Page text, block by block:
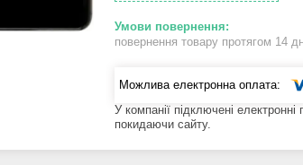
повернення товару протягом 14
У компанії підключені
покидаючи сайту.